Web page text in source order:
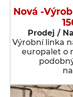
Nová -
Prodej /
Výrobní linka
europalet o